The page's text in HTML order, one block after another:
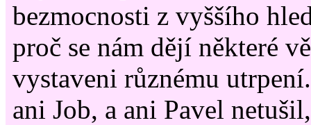
bezmocnosti z vyššího
proč se nám dějí některé
vystaveni různému
ani Job, a ani Pavel